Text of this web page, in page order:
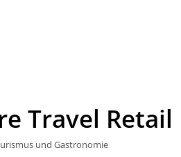
Travel
und Gastronomie